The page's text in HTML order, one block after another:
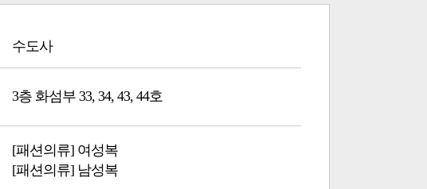
수도사
3층 화섬부 33, 34, 43, 44호
[패션의류] 여성복
[패션의류] 남성복